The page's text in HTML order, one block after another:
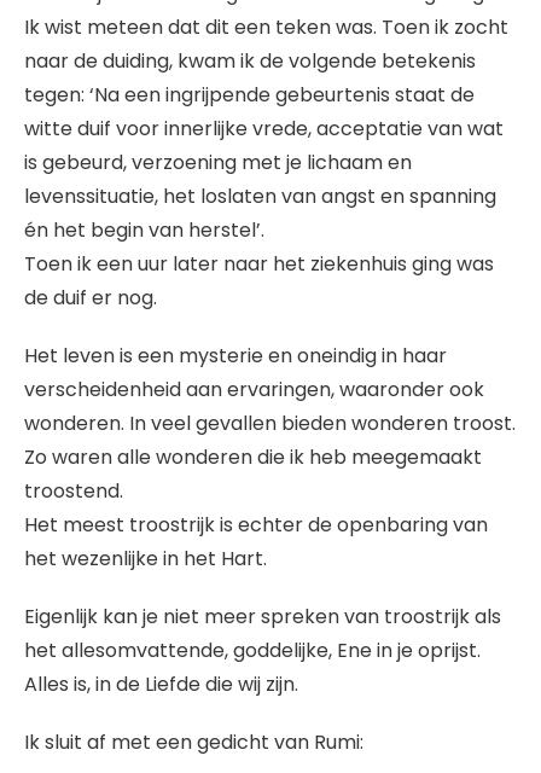
Ik wist meteen dat dit een teken was. Toen ik zocht
naar de duiding, kwam ik de volgende betekenis
tegen: ‘Na een ingrijpende gebeurtenis staat de
witte duif voor innerlijke vrede, acceptatie van wat
is gebeurd, verzoening met je lichaam en
levenssituatie, het loslaten van angst en spanning
én het begin van herstel’.
Toen ik een uur later naar het ziekenhuis ging was
de duif er nog.
Het leven is een mysterie en oneindig in haar
verscheidenheid aan ervaringen, waaronder ook
wonderen. In veel gevallen bieden wonderen troost.
Zo waren alle wonderen die ik heb meegemaakt
troostend.
Het meest troostrijk is echter de openbaring van
het wezenlijke in het Hart.
Eigenlijk kan je niet meer spreken van troostrijk als
het allesomvattende, goddelijke, Ene in je oprijst.
Alles is, in de Liefde die wij zijn.
Ik sluit af met een gedicht van Rumi: